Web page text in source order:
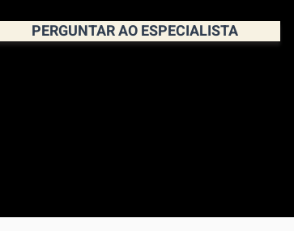
PERGUNTAR AO ESPECIALISTA